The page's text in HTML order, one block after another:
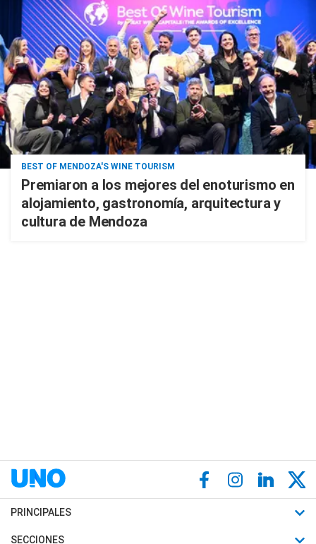
BEST OF MENDOZA'S WINE TOURISM
Premiaron a los mejores del enoturismo en
alojamiento, gastronomía, arquitectura y
cultura de Mendoza
PRINCIPALES
Últimas Noticias
SECCIONES